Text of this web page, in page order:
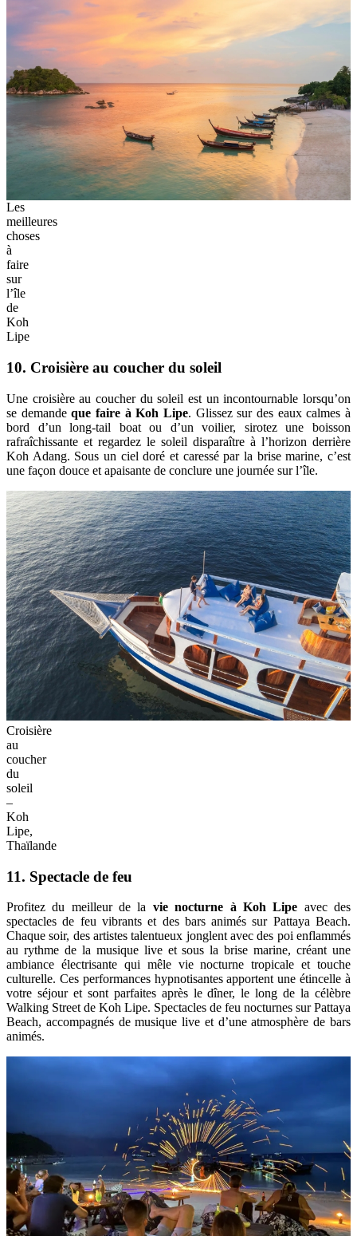
Les
meilleures
choses
à
faire
sur
l’île
de
Koh
Lipe
10. Croisière au coucher du soleil
Une croisière au coucher du soleil est un incontournable lorsqu’on
se demandeque faire à Koh Lipe. Glissez sur des eaux calmes à
bord d’un long-tail boat ou d’un voilier, sirotez une boisson
rafraîchissante et regardez le soleil disparaître à l’horizon derrière
Koh Adang. Sous un ciel doré et caressé par la brise marine, c’est
une façon douce et apaisante de conclure une journée sur l’île.
Croisière
au
coucher
du
soleil
–
Koh
Lipe,
Thaïlande
11. Spectacle de feu
Profitez du meilleur de la vie nocturne à Koh Lipe avec des
spectacles de feu vibrants et des bars animés sur Pattaya Beach.
Chaque soir, des artistes talentueux jonglent avec des poi enflammés
au rythme de la musique live et sous la brise marine, créant une
ambiance électrisante qui mêle vie nocturne tropicale et touche
culturelle. Ces performances hypnotisantes apportent une étincelle à
votre séjour et sont parfaites après le dîner, le long de la célèbre
Walking Street de Koh Lipe. Spectacles de feu nocturnes sur Pattaya
Beach, accompagnés de musique live et d’une atmosphère de bars
animés.